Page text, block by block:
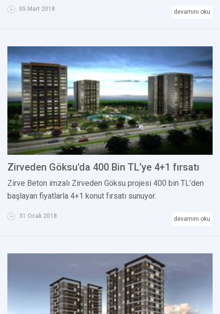
05 Mart 2018 devamını oku
Zirveden Göksu'da 400 Bin TL’ye 4+1 fırsatı
Zirve Beton imzalı Zirveden Göksu projesi 400 bin TL’den
başlayan fiyatlarla 4+1 konut fırsatı sunuyor.
31 Ocak 2018 devamını oku